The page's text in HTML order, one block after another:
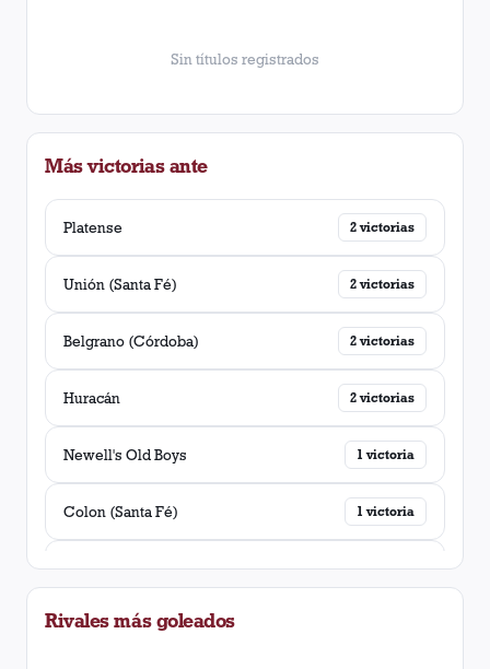
Sin títulos registrados
Más victorias ante
Platense 2 victorias
Unión (Santa Fé) 2 victorias
Belgrano (Córdoba) 2 victorias
Huracán 2 victorias
Newell's Old Boys 1 victoria
Colon (Santa Fé) 1 victoria
Argentinos Juniors 1 victoria
Gimnasia y Esgrima (Jujuy)
Rivales más goleados